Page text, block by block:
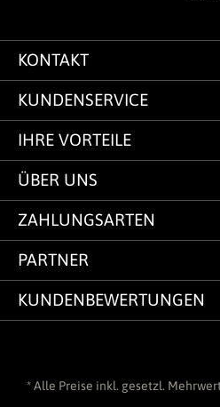
KONTAKT
KUNDENSERVICE
IHRE VORTEILE
ÜBER UNS
ZAHLUNGSARTEN
PARTNER
KUNDENBEWERTUNGEN
* Alle Preise inkl. gesetzl.